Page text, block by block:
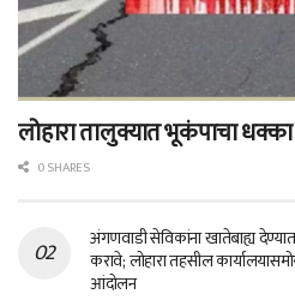
लोहारा तालुक्यात भूकंपाचा
0 SHARES
अंगणवाडी सेविकांना खातेबाह्य
करावे; लोहारा तहसील
आंदोलन